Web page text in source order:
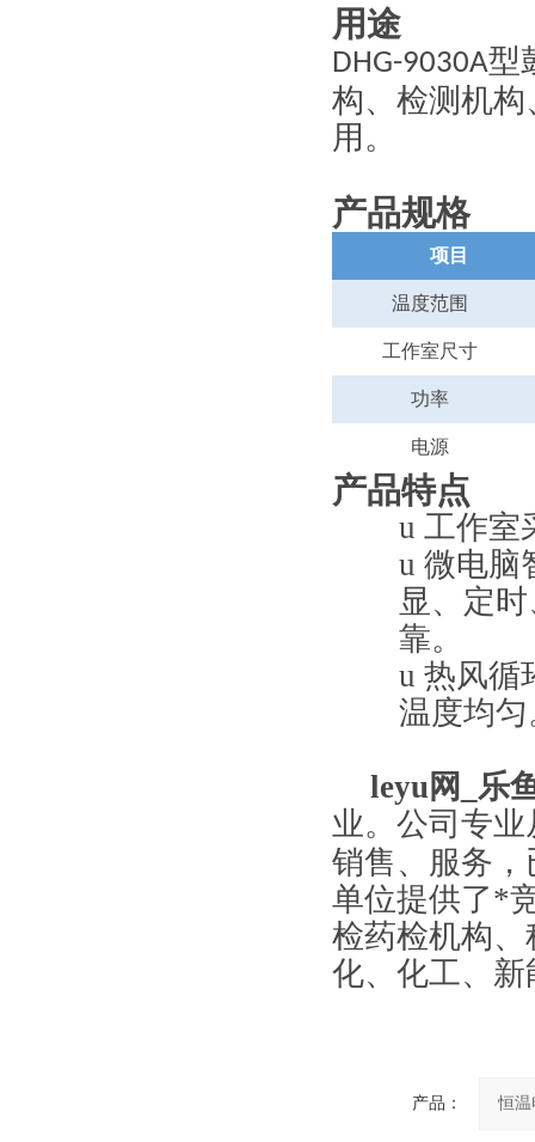
用途
DHG-9030A型
构、检测机
用 。
产品规格
项目
温度范围
工作室尺寸
功率
电源
产品特点
u 工作室
u 微电脑
显、定
靠。
u 热风循
温度均匀
leyu网_乐
业。公司专
销售、服务，
单位提供了*
检药检机构
化、化工、
产品：